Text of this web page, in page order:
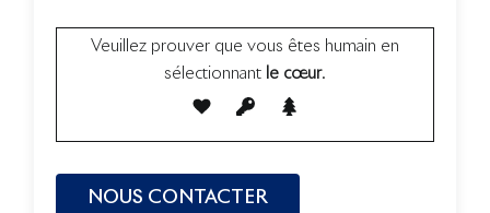
Veuillez prouver que vous êtes humain en
sélectionnant le cœur.